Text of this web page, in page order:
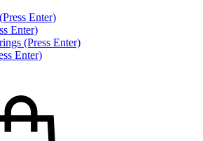
Enter)
Enter)
(Press Enter)
Enter)